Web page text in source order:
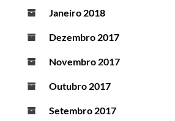
Janeiro 2018
Dezembro 2017
Novembro 2017
Outubro 2017
Setembro 2017